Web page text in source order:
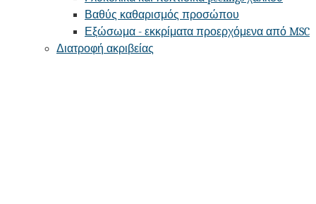
Βαθύς καθαρισμός προσώπου
Εξώσωμα - εκκρίματα προερχόμενα από MSC
Διατροφή ακριβείας